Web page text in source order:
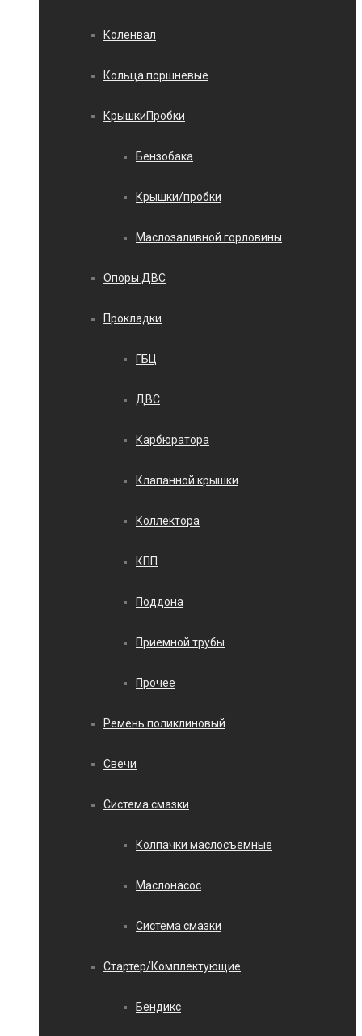
Коленвал
Кольца поршневые
КрышкиПробки
Бензобака
Крышки/пробки
Маслозаливной горловины
Опоры ДВС
Прокладки
ГБЦ
ДВС
Карбюратора
Клапанной крышки
Коллектора
КПП
Поддона
Приемной трубы
Прочее
Ремень поликлиновый
Свечи
Система смазки
Колпачки маслосъемные
Маслонасос
Система смазки
Стартер/Комплектующие
Бендикс